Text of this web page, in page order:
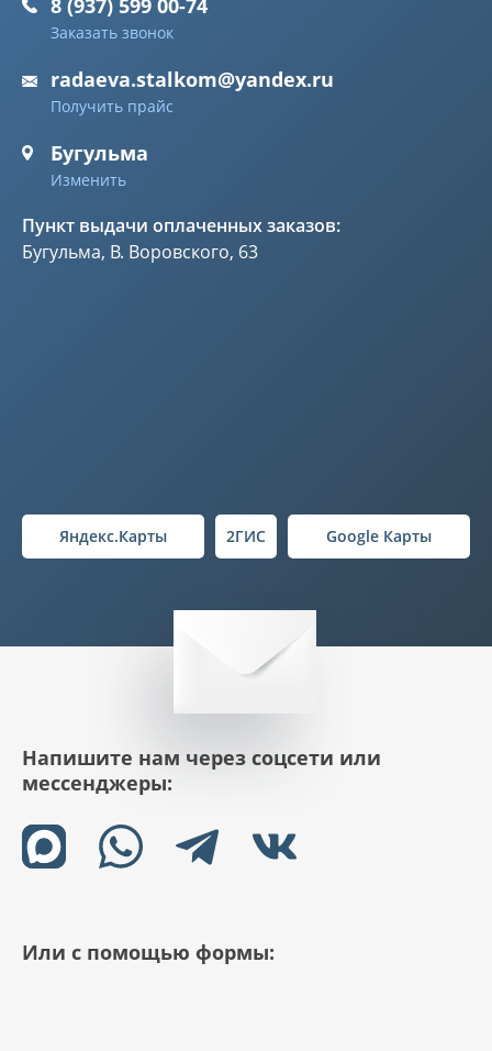
8 (937) 599 00-74
Заказать звонок
radaeva.stalkom@yandex.ru
Получить прайс
Бугульма
Изменить
Пункт выдачи оплаченных заказов:
Бугульма, В. Воровского, 63
Яндекс.Карты 2ГИС Google Карты
Напишите нам через соцсети или
мессенджеры:
Или с помощью формы: